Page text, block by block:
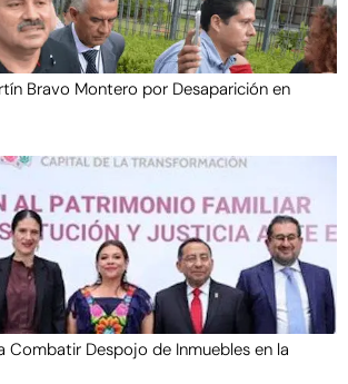
Bravo Montero por Desaparición en
Combatir Despojo de Inmuebles en la